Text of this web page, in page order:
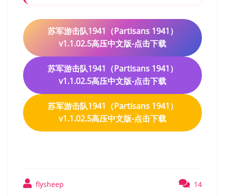
苏军游击队1941（Partisans 1941）
v1.1.02.5高压中文版-点击下载
苏军游击队1941（Partisans 1941）
v1.1.02.5高压中文版-点击下载
苏军游击队1941（Partisans 1941）
v1.1.02.5高压中文版-点击下载
flysheep 14